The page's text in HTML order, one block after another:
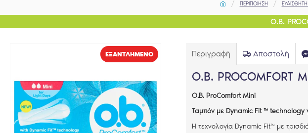
ΠΕΡΙΠΟΙΗΣΗ
O.B.
EΞΑΝΤΛΗΜΈΝΟ Περιγραφή Αποστολή
O.B. PROCOMFORT
O.B. ProComfort Mini
Ταμπόν με Dynamic Fit ™ technology
Η τεχνολογία Dynamic Fit™ με